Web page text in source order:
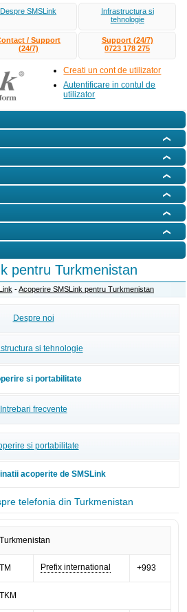
Despre SMSLink
Infrastructura si
tehnologie
/ Support
(24/7)
Support (24/7)
0723 178 275
Creati un cont de utilizator
Autentificare in contul de
utilizator
pentru Turkmenistan
-Acoperire SMSLink pentru Turkmenistan
Despre noi
si tehnologie
si portabilitate
Intrebari frecvente
si portabilitate
acoperite de SMSLink
telefonia din Turkmenistan
Turkmenistan
TM Prefix international +993
TKM